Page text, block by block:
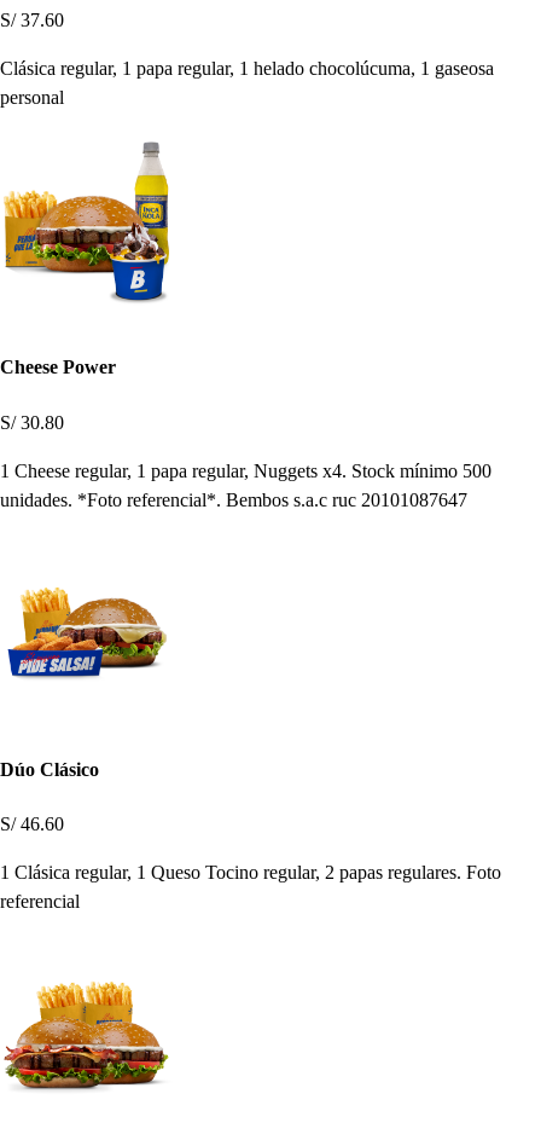
S/ 37.60
Clásica regular, 1 papa regular, 1 helado chocolúcuma, 1 gaseosa
personal
Cheese Power
S/ 30.80
1 Cheese regular, 1 papa regular, Nuggets x4. Stock mínimo 500
unidades. *Foto referencial*. Bembos s.a.c ruc 20101087647
Dúo Clásico
S/ 46.60
1 Clásica regular, 1 Queso Tocino regular, 2 papas regulares. Foto
referencial